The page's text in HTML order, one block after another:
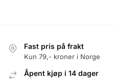
Fast pris på frakt
Kun 79,- kroner i Norge
Åpent kjøp i 14 dager